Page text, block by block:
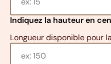
Indiquez la hauteur en
Longueur disponible pour